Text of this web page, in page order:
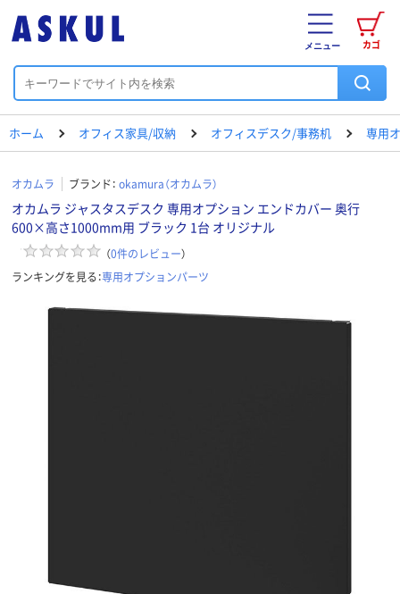
カゴ
メニュー
ホーム オフィス家具/収納 オフィスデスク/事務机 専用
オカムラ ブランド： okamura（オカムラ）
オカムラ ジャスタスデスク 専用オプション エンドカバー 奥行
600×高さ1000mm用 ブラック 1台 オリジナル
（0件のレビュー）
ランキングを見る：専用オプションパーツ